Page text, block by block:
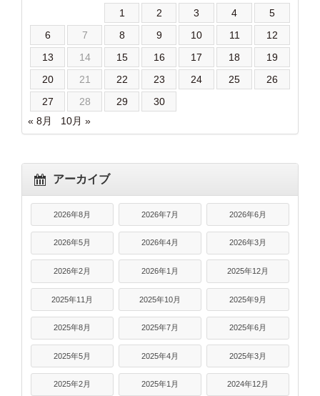
1 2 3 4
5
6
7 8 9 10 11
12
13
14 15 16 17 18
19
20
21 22 23 24 25
26
27
28 29
30
« 8月
10月 »
アーカイブ
2026年8月 2026年7月 2026年6月
2026年5月 2026年4月 2026年3月
2026年2月 2026年1月 2025年12月
2025年11月 2025年10月 2025年9月
2025年8月 2025年7月 2025年6月
2025年5月 2025年4月 2025年3月
2025年2月 2025年1月 2024年12月